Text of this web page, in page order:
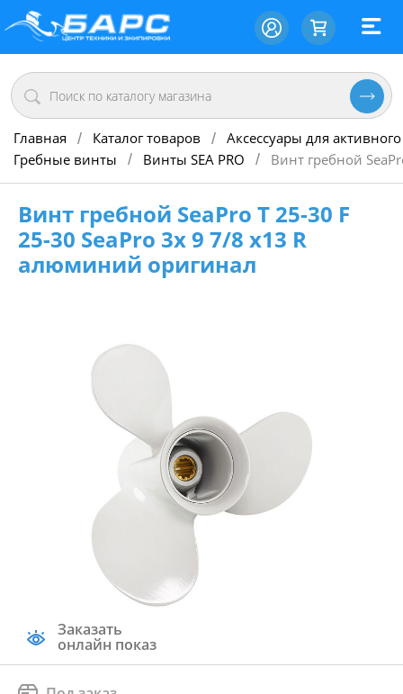
Главная / Каталог товаров / Аксессуары для
Гребные винты
/ Винты SEA PRO / Винт гребной
Винт гребной SeaPro Т 25-30 F
25-30 SeaPro 3х 9 7/8 х13 R
алюминий оригинал
Заказать
онлайн показ